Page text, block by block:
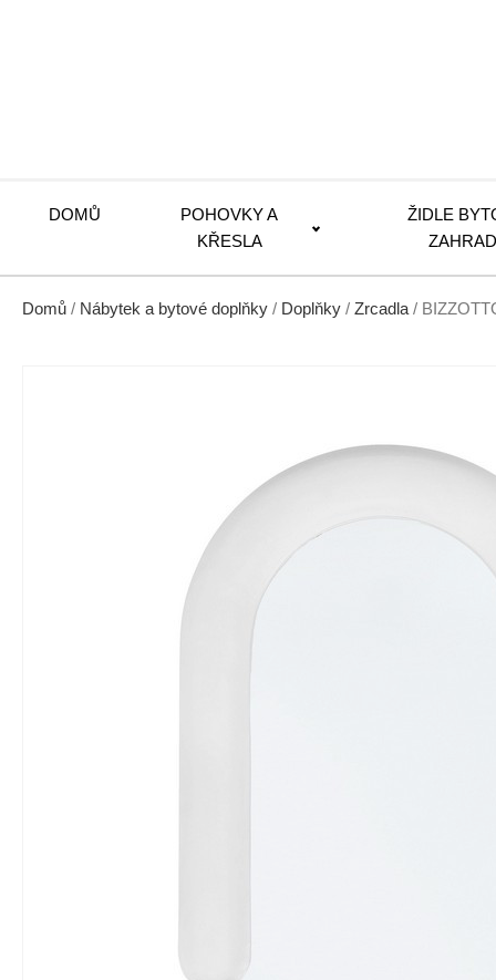
DOMŮ
POHOVKY A
KŘESLA
ŽIDLE
Domů / Nábytek a bytové doplňky / Doplňky / Zrcadla /